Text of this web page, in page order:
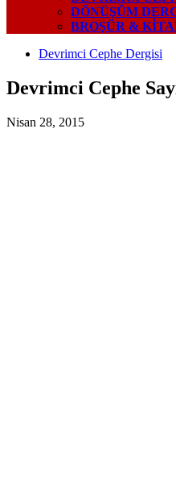
DÖNÜŞÜM
BROŞÜR &
Devrimci Cephe Dergisi
Devrimci Cephe
Nisan 28, 2015